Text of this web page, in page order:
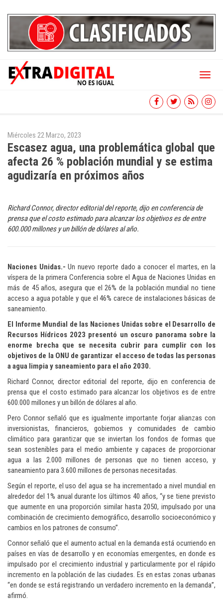
Toggle
Miércoles 22 Marzo, 2023
Escasez agua, una problemática global que
afecta 26 % población mundial y se estima
agudizaría en próximos años
Richard Connor, director editorial del reporte, dijo en conferencia de
prensa que el costo estimado para alcanzar los objetivos es de entre
600.000 millones y un billón de dólares al año.
Naciones Unidas.- Un nuevo reporte dado a conocer el martes, en la
víspera de la primera Conferencia sobre el Agua de Naciones Unidas en
más de 45 años, asegura que el 26% de la población mundial no tiene
acceso a agua potable y que el 46% carece de instalaciones básicas de
saneamiento.
El Informe Mundial de las Naciones Unidas sobre el Desarrollo de
Recursos Hídricos 2023 presentó un oscuro panorama sobre la
enorme brecha que se necesita cubrir para cumplir con los
objetivos de la ONU de garantizar el acceso de todas las personas
a agua limpia y saneamiento para el año 2030.
Richard Connor, director editorial del reporte, dijo en conferencia de
prensa que el costo estimado para alcanzar los objetivos es de entre
600.000 millones y un billón de dólares al año.
Pero Connor señaló que es igualmente importante forjar alianzas con
inversionistas, financieros, gobiernos y comunidades de cambio
climático para garantizar que se inviertan los fondos de formas que
sean sostenibles para el medio ambiente y capaces de proporcionar
agua a las 2.000 millones de personas que no tienen acceso, y
saneamiento para 3.600 millones de personas necesitadas.
Según el reporte, el uso del agua se ha incrementado a nivel mundial en
alrededor del 1% anual durante los últimos 40 años, “y se tiene previsto
que aumente en una proporción similar hasta 2050, impulsado por una
combinación de crecimiento demográfico, desarrollo socioeconómico y
cambios en los patrones de consumo”.
Connor señaló que el aumento actual en la demanda está ocurriendo en
países en vías de desarrollo y en economías emergentes, en donde es
impulsado por el crecimiento industrial y particularmente por el rápido
incremento en la población de las ciudades. Es en estas zonas urbanas
“en donde se está registrando un verdadero incremento en la demanda”,
afirmó.